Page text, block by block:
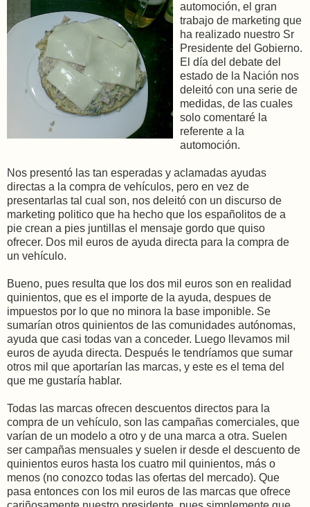
automoción, el gran
trabajo de marketing que
ha realizado nuestro Sr
Presidente del Gobierno.
El día del debate del
estado de la Nación nos
deleitó con una serie de
medidas, de las cuales
solo comentaré la
referente a la
automoción.
Nos presentó las tan esperadas y aclamadas ayudas
directas a la compra de vehículos, pero en vez de
presentarlas tal cual son, nos deleitó con un discurso de
marketing politico que ha hecho que los españolitos de a
pie crean a pies juntillas el mensaje gordo que quiso
ofrecer. Dos mil euros de ayuda directa para la compra de
un vehículo.
Bueno, pues resulta que los dos mil euros son en realidad
quinientos, que es el importe de la ayuda, despues de
impuestos por lo que no minora la base imponible. Se
sumarían otros quinientos de las comunidades autónomas,
ayuda que casi todas van a conceder. Luego llevamos mil
euros de ayuda directa. Después le tendríamos que sumar
otros mil que aportarían las marcas, y este es el tema del
que me gustaría hablar.
Todas las marcas ofrecen descuentos directos para la
compra de un vehículo, son las campañas comerciales, que
varían de un modelo a otro y de una marca a otra. Suelen
ser campañas mensuales y suelen ir desde el descuento de
quinientos euros hasta los cuatro mil quinientos, más o
menos (no conozco todas las ofertas del mercado). Que
pasa entonces con los mil euros de las marcas que ofrece